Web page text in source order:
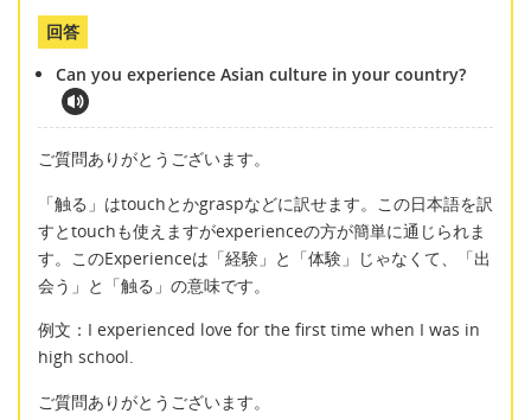
回答
Can you experience Asian culture in your country?
ご質問ありがとうございます。
「触る」はtouchとかgraspなどに訳せます。この日本語を訳
すとtouchも使えますがexperienceの方が簡単に通じられま
す。このExperienceは「経験」と「体験」じゃなくて、「出
会う」と「触る」の意味です。
例文：I experienced love for the first time when I was in
high school.
ご質問ありがとうございます。